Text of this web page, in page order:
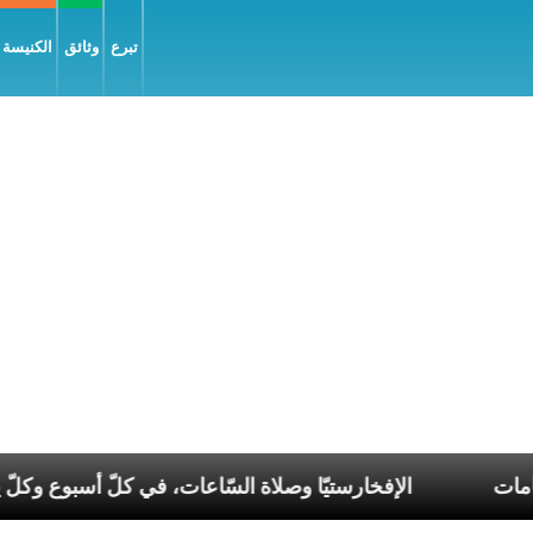
وثائق تبرع
الإفخارستيّا وصلاة في عصر الانقسامات